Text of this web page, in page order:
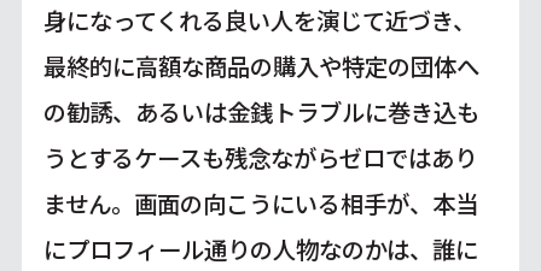
身になってくれる良い人を演じて近づき、
最終的に高額な商品の購入や特定の団体へ
の勧誘、あるいは金銭トラブルに巻き込も
うとするケースも残念ながらゼロではあり
ません。画面の向こうにいる相手が、本当
にプロフィール通りの人物なのかは、誰に